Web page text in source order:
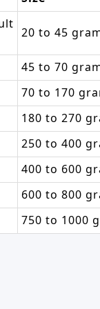
20 to 45
45 to 70
70 to 170
180 to 270
250 to 400
400 to 600
600 to 800
750 to 1000